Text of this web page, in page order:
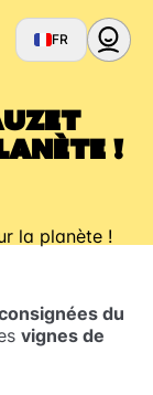
FR
!
du
vignes de